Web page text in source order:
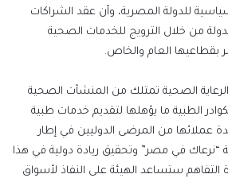
للدولة المصرية، وأن عقد الشراكات
من خلال الترويج للخدمات الصحية
بقطاعيها العام والخاص.
الصحية تمتلك من المنشآت الصحية
الطبية ما يؤهلها لتقديم خدمات طبية
عملائها من المرضى الدوليين في إطار
“نرعاك في مصر” وتحقيق ريادة دولية في هذا
التفاهم ستساعد الهيئة على النفاذ لأسواق